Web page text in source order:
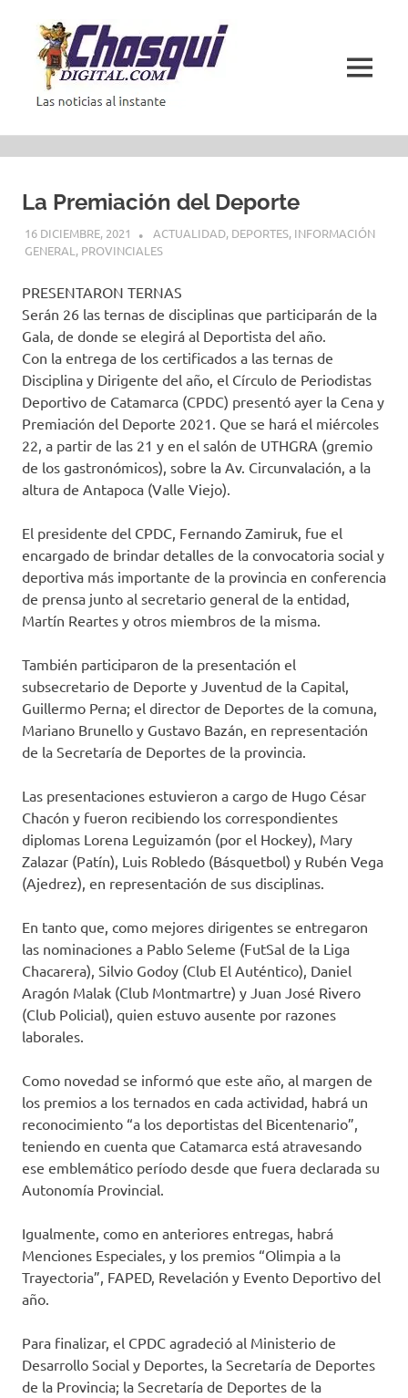
contenido
MENÚ
La Premiación del Deporte
16 DICIEMBRE, 2021 ACTUALIDAD, DEPORTES, INFORMACIÓN
GENERAL, PROVINCIALES
PRESENTARON TERNAS
Serán 26 las ternas de disciplinas que participarán de la
Gala, de donde se elegirá al Deportista del año.
Con la entrega de los certificados a las ternas de
Disciplina y Dirigente del año, el Círculo de Periodistas
Deportivo de Catamarca (CPDC) presentó ayer la Cena y
Premiación del Deporte 2021. Que se hará el miércoles
22, a partir de las 21 y en el salón de UTHGRA (gremio
de los gastronómicos), sobre la Av. Circunvalación, a la
altura de Antapoca (Valle Viejo).
El presidente del CPDC, Fernando Zamiruk, fue el
encargado de brindar detalles de la convocatoria social y
deportiva más importante de la provincia en conferencia
de prensa junto al secretario general de la entidad,
Martín Reartes y otros miembros de la misma.
También participaron de la presentación el
subsecretario de Deporte y Juventud de la Capital,
Guillermo Perna; el director de Deportes de la comuna,
Mariano Brunello y Gustavo Bazán, en representación
de la Secretaría de Deportes de la provincia.
Las presentaciones estuvieron a cargo de Hugo César
Chacón y fueron recibiendo los correspondientes
diplomas Lorena Leguizamón (por el Hockey), Mary
Zalazar (Patín), Luis Robledo (Básquetbol) y Rubén Vega
(Ajedrez), en representación de sus disciplinas.
En tanto que, como mejores dirigentes se entregaron
las nominaciones a Pablo Seleme (FutSal de la Liga
Chacarera), Silvio Godoy (Club El Auténtico), Daniel
Aragón Malak (Club Montmartre) y Juan José Rivero
(Club Policial), quien estuvo ausente por razones
laborales.
Como novedad se informó que este año, al margen de
los premios a los ternados en cada actividad, habrá un
reconocimiento “a los deportistas del Bicentenario”,
teniendo en cuenta que Catamarca está atravesando
ese emblemático período desde que fuera declarada su
Autonomía Provincial.
Igualmente, como en anteriores entregas, habrá
Menciones Especiales, y los premios “Olimpia a la
Trayectoria”, FAPED, Revelación y Evento Deportivo del
año.
Para finalizar, el CPDC agradeció al Ministerio de
Desarrollo Social y Deportes, la Secretaría de Deportes
de la Provincia; la Secretaría de Deportes de la